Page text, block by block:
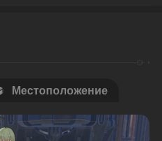
Местоположение